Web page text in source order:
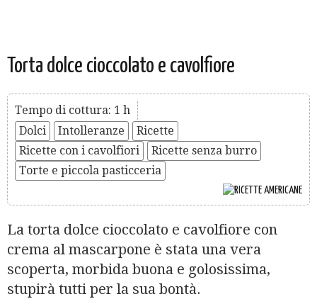
Torta dolce cioccolato e cavolfiore
Tempo di cottura: 1 h
Dolci
Intolleranze
Ricette
Ricette con i cavolfiori
Ricette senza burro
Torte e piccola pasticceria
La torta dolce cioccolato e cavolfiore con
crema al mascarpone è stata una vera
scoperta, morbida buona e golosissima,
stupirà tutti per la sua bontà.